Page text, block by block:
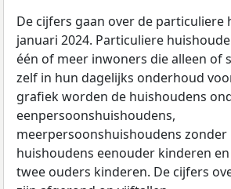
De cijfers gaan over de particuliere
januari 2024. Particuliere
één of meer inwoners die alleen of
zelf in hun dagelijks onderhoud
grafiek worden de huishoudens
eenpersoonshuishoudens,
meerpersoonshuishoudens zonder
huishoudens eenouder kinderen
twee ouders kinderen. De cijfers